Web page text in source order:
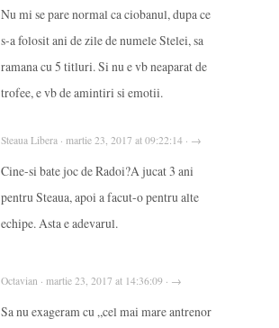
Nu mi se pare normal ca ciobanul, dupa ce
s-a folosit ani de zile de numele Stelei, sa
ramana cu 5 titluri. Si nu e vb neaparat de
trofee, e vb de amintiri si emotii.
Steaua Libera · martie 23, 2017 at 09:22:14 · →
Cine-si bate joc de Radoi?A jucat 3 ani
pentru Steaua, apoi a facut-o pentru alte
echipe. Asta e adevarul.
Octavian · martie 23, 2017 at 14:36:09 · →
Sa nu exageram cu „cel mai mare antrenor